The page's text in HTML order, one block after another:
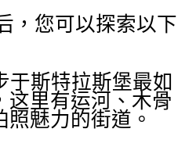
，您可以探索以下
于斯特拉斯堡最如
这里有运河、木骨
魅力的街道。